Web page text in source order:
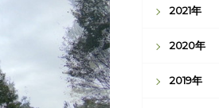
2021年
2020年
2019年